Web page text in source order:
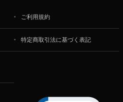
ご利用規約
特定商取引法に基づく表記